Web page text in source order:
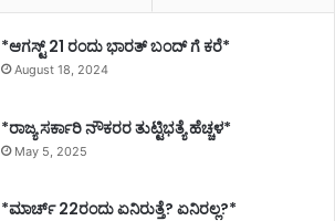
*ಆಗಸ್ಟ್ 21 ರಂದು ಭಾರತ್‌ ಬಂದ್‌ ಗೆ ಕರೆ*
August 18, 2024
*ರಾಜ್ಯ ಸರ್ಕಾರಿ ನೌಕರರ ತುಟ್ಟಿಭತ್ಯೆ ಹೆಚ್ಚಳ*
May 5, 2025
*ಮಾರ್ಚ್ 22ರಂದು ಏನಿರುತ್ತೆ? ಏನಿರಲ್ಲ?*